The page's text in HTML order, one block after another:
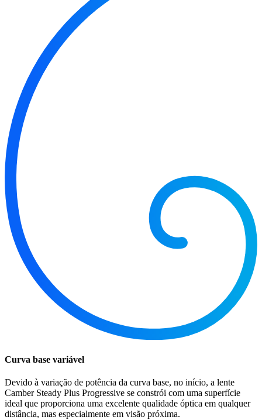
Curva base variável
Devido à variação de potência da curva base, no início, a lente
Camber Steady Plus Progressive se constrói com uma superfície
ideal que proporciona uma excelente qualidade óptica em qualquer
distância, mas especialmente em visão próxima.